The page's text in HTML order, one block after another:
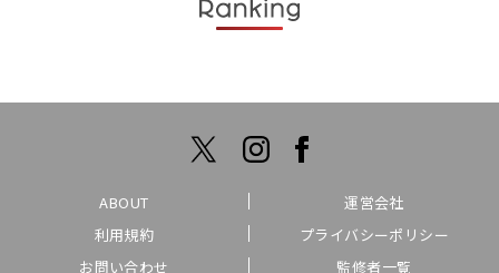
ABOUT
運営会社
利用規約
プライバシーポリシー
お問い合わせ
監修者一覧